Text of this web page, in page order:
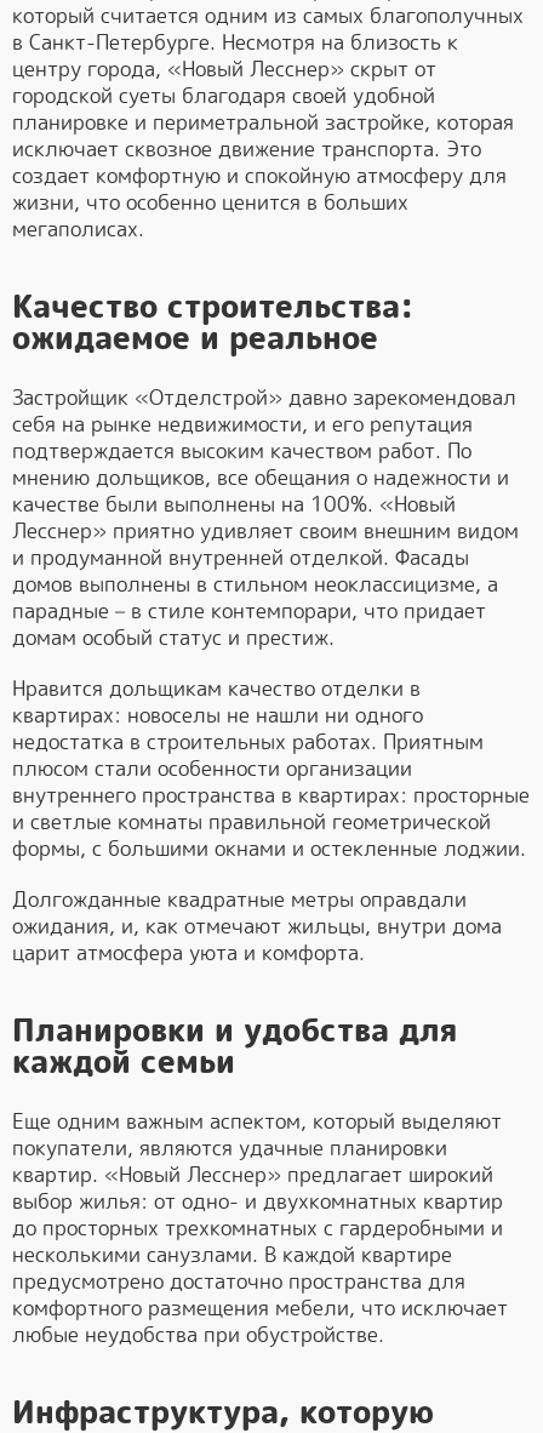
который считается одним из самых благополучных
в Санкт-Петербурге. Несмотря на близость к
центру города, «Новый Лесснер» скрыт от
городской суеты благодаря своей удобной
планировке и периметральной застройке, которая
исключает сквозное движение транспорта. Это
создает комфортную и спокойную атмосферу для
жизни, что особенно ценится в больших
мегаполисах.
Качество строительства:
ожидаемое и реальное
Застройщик «Отделстрой» давно зарекомендовал
себя на рынке недвижимости, и его репутация
подтверждается высоким качеством работ. По
мнению дольщиков, все обещания о надежности и
качестве были выполнены на 100%. «Новый
Лесснер» приятно удивляет своим внешним видом
и продуманной внутренней отделкой. Фасады
домов выполнены в стильном неоклассицизме, а
парадные – в стиле контемпорари, что придает
домам особый статус и престиж.
Нравится дольщикам качество отделки в
квартирах: новоселы не нашли ни одного
недостатка в строительных работах. Приятным
плюсом стали особенности организации
внутреннего пространства в квартирах: просторные
и светлые комнаты правильной геометрической
формы, с большими окнами и остекленные лоджии.
Долгожданные квадратные метры оправдали
ожидания, и, как отмечают жильцы, внутри дома
царит атмосфера уюта и комфорта.
Планировки и удобства для
каждой семьи
Еще одним важным аспектом, который выделяют
покупатели, являются удачные планировки
квартир. «Новый Лесснер» предлагает широкий
выбор жилья: от одно- и двухкомнатных квартир
до просторных трехкомнатных с гардеробными и
несколькими санузлами. В каждой квартире
предусмотрено достаточно пространства для
комфортного размещения мебели, что исключает
любые неудобства при обустройстве.
Инфраструктура, которую